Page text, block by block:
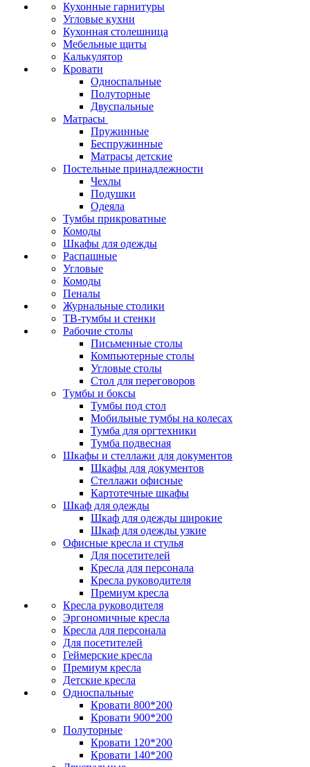
Кухонные гарнитуры
Угловые кухни
Кухонная столешница
Мебельные щиты
Калькулятор
Кровати
Односпальные
Полуторные
Двуспальные
Матрасы
Пружинные
Беспружинные
Матрасы детские
Постельные принадлежности
Чехлы
Подушки
Одеяла
Тумбы прикроватные
Комоды
Шкафы для одежды
Распашные
Угловые
Комоды
Пеналы
Журнальные столики
ТВ‑тумбы и стенки
Рабочие столы
Письменные столы
Компьютерные столы
Угловые столы
Стол для переговоров
Тумбы и боксы
Тумбы под стол
Мобильные тумбы на колесах
Тумба для оргтехники
Тумба подвесная
Шкафы и стеллажи для документов
Шкафы для документов
Стеллажи офисные
Картотечные шкафы
Шкаф для одежды
Шкаф для одежды широкие
Шкаф для одежды узкие
Офисные кресла и стулья
Для посетителей
Кресла для персонала
Кресла руководителя
Премиум кресла
Кресла руководителя
Эргономичные кресла
Кресла для персонала
Для посетителей
Геймерские кресла
Премиум кресла
Детские кресла
Односпальные
Кровати 800*200
Кровати 900*200
Полуторные
Кровати 120*200
Кровати 140*200